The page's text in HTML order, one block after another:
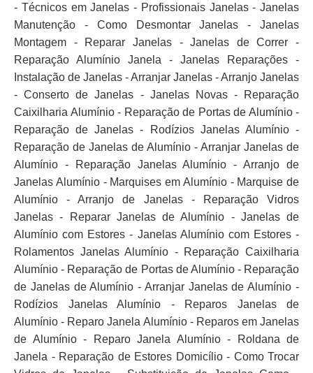
- Técnicos em Janelas - Profissionais Janelas - Janelas
Manutenção - Como Desmontar Janelas - Janelas
Montagem - Reparar Janelas - Janelas de Correr -
Reparação Alumínio Janela - Janelas Reparações -
Instalação de Janelas - Arranjar Janelas - Arranjo Janelas
- Conserto de Janelas - Janelas Novas - Reparação
Caixilharia Alumínio - Reparação de Portas de Alumínio -
Reparação de Janelas - Rodízios Janelas Alumínio -
Reparação de Janelas de Alumínio - Arranjar Janelas de
Alumínio - Reparação Janelas Alumínio - Arranjo de
Janelas Alumínio - Marquises em Alumínio - Marquise de
Alumínio - Arranjo de Janelas - Reparação Vidros
Janelas - Reparar Janelas de Alumínio - Janelas de
Alumínio com Estores - Janelas Alumínio com Estores -
Rolamentos Janelas Alumínio - Reparação Caixilharia
Alumínio - Reparação de Portas de Alumínio - Reparação
de Janelas de Alumínio - Arranjar Janelas de Alumínio -
Rodízios Janelas Alumínio - Reparos Janelas de
Alumínio - Reparo Janela Alumínio - Reparos em Janelas
de Alumínio - Reparo Janela Alumínio - Roldana de
Janela - Reparação de Estores Domicílio - Como Trocar